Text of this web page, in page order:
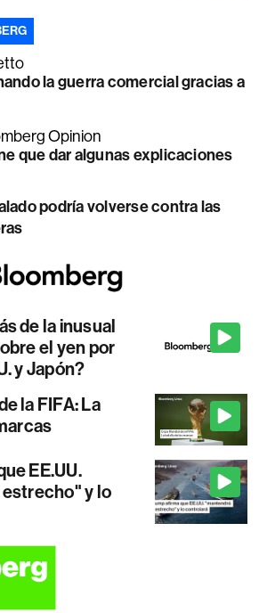
la guerra comercial gracias a
Opinion
que dar algunas explicaciones
podría volverse contra las
de la inusual
el yen por
y Japón?
la FIFA: La
EE.UU.
y lo